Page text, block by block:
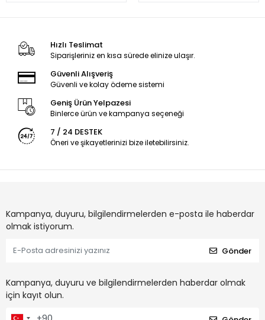
Hızlı Teslimat
Siparişleriniz en kısa sürede elinize ulaşır.
Güvenli Alışveriş
Güvenli ve kolay ödeme sistemi
Geniş Ürün Yelpazesi
Binlerce ürün ve kampanya seçeneği
7 / 24 DESTEK
Öneri ve şikayetlerinizi bize iletebilirsiniz.
Kampanya, duyuru, bilgilendirmelerden e-posta ile haberdar
olmak istiyorum.
Gönder
Kampanya, duyuru ve bilgilendirmelerden haberdar olmak
için kayıt olun.